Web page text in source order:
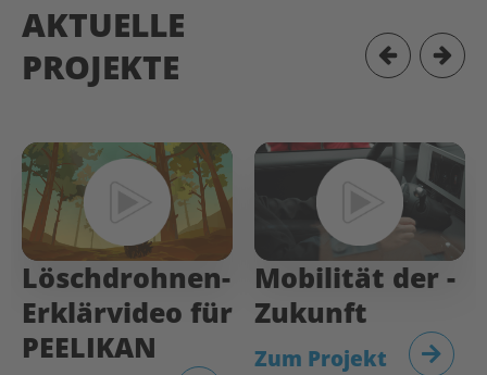
AKTUELLE
PROJEKTE
Löschdrohnen-
Erklärvideo für
PEELIKAN
Mobilität­ der­ ­
Zukunft
Zum Projekt